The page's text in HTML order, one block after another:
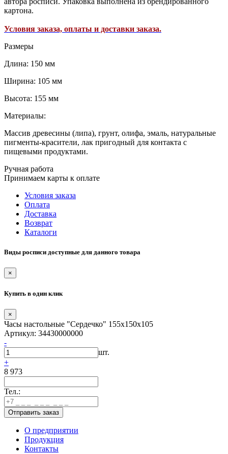
картона.
Условия заказа, оплаты и доставки заказа.
Размеры
Длина: 150 мм
Ширина: 105 мм
Высота: 155 мм
Материалы:
Массив древесины (липа), грунт, олифа, эмаль, натуральные
пигменты-красители, лак пригодный для контакта с
пищевыми продуктами.
Ручная работа
Принимаем карты к оплате
Условия заказа
Оплата
Доставка
Возврат
Каталоги
Виды росписи доступные для данного товара
×
Купить в один клик
×
Часы настольные "Сердечко" 155х150х105
Артикул: 34430000000
-
шт.
+
8 973
Тел.:
О предприятии
Продукция
Контакты